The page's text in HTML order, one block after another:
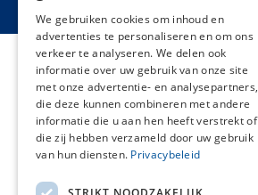
Hoofdnavigatie
Thema's
Materialen
Nieuw
We gebruiken cookies om inhoud en
advertenties te personaliseren en om ons
verkeer te analyseren. We delen ook
informatie over uw gebruik van onze site
met onze advertentie- en analysepartners,
die deze kunnen combineren met andere
informatie die u aan hen heeft verstrekt of
die zij hebben verzameld door uw gebruik
van hun diensten. Privacybeleid